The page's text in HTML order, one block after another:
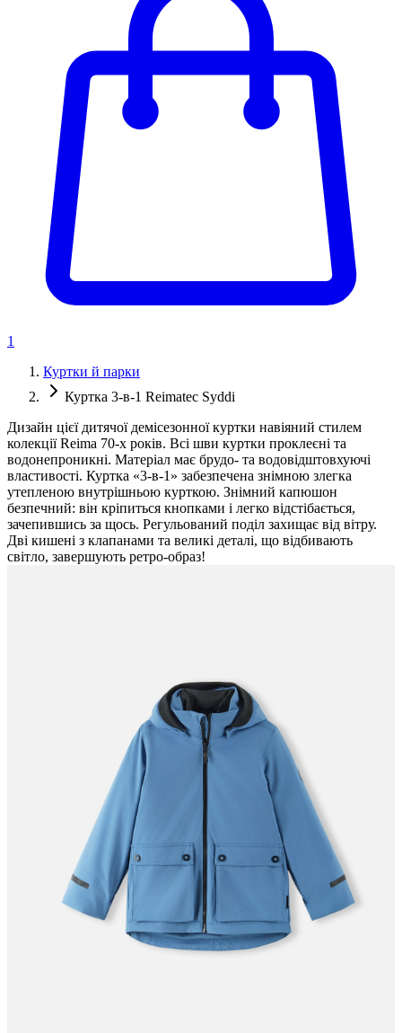
1
Куртки й парки
Куртка 3-в-1 Reimatec Syddi
Дизайн цієї дитячої демісезонної куртки навіяний стилем
колекції Reima 70-х років. Всі шви куртки проклеєні та
водонепроникні. Матеріал має брудо- та водовідштовхуючі
властивості. Куртка «3-в-1» забезпечена знімною злегка
утепленою внутрішньою курткою. Знімний капюшон
безпечний: він кріпиться кнопками і легко відстібається,
зачепившись за щось. Регульований поділ захищає від вітру.
Дві кишені з клапанами та великі деталі, що відбивають
світло, завершують ретро-образ!